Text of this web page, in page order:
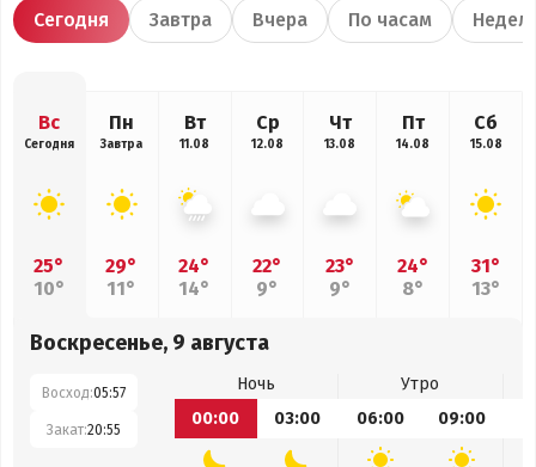
Сегодня Завтра Вчера По часам
Вс
Сегодня
25°
10°
Пн
Завтра
29°
11°
Вт
11.08
24°
14°
Ср
12.08
22°
9°
Чт
13.08
23°
9°
Пт
14.08
24°
8°
Сб
15.08
31°
13°
Воскресенье, 9 августа
Восход:05:57
Закат:20:55
Ночь
Утро
00:00
03:00 06:00 09:00